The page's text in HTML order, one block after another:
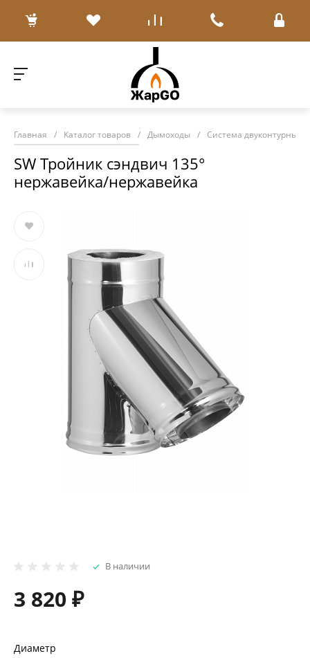
Главная / Каталог товаров / Дымоходы / Система двуконтурных
SW Тройник сэндвич 135°
нержавейка/нержавейка
В наличии
3 820 ₽
Диаметр